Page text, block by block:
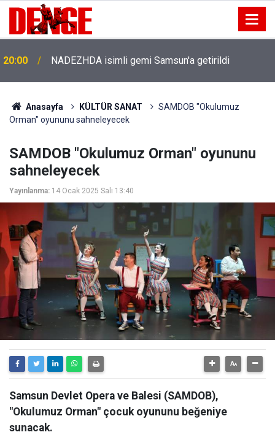
20:00 NADEZHDA isimli gemi Samsun'a getirildi
Anasayfa KÜLTÜR SANAT
SAMDOB "Okulumuz
Orman" oyununu sahneleyecek
SAMDOB "Okulumuz Orman" oyununu
sahneleyecek
Yayınlanma: 14 Ocak 2025 Salı 13:40
Samsun Devlet Opera ve Balesi (SAMDOB),
"Okulumuz Orman" çocuk oyununu beğeniye
sunacak.